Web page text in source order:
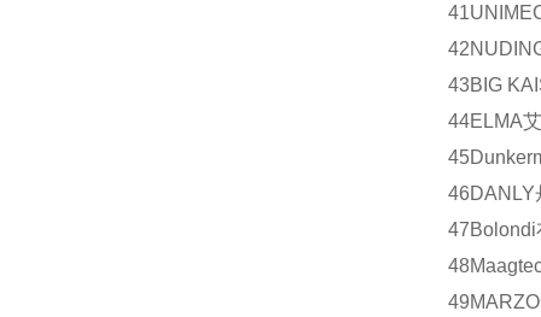
41
42
43BIG
44ELMA
45
46DANLY
47Bolondi
48
49